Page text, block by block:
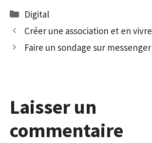
Catégories
Digital
Créer une association et en vivre
Faire un sondage sur messenger
Laisser un
commentaire